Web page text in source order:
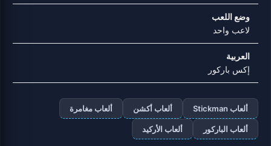
وضع اللعب
لاعب واحد
العربية
إكس باركور
ألعاب Stickman ألعاب أكشن ألعاب مغامرة
ألعاب الباركور ألعاب الأركيد